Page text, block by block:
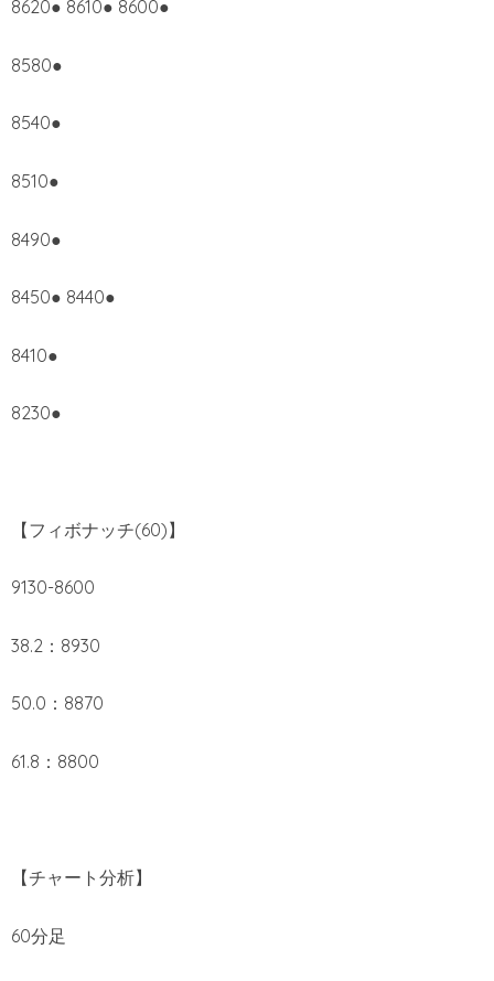
8620● 8610● 8600●
8580●
8540●
8510●
8490●
8450● 8440●
8410●
8230●
【フィボナッチ(60)】
9130-8600
38.2：8930
50.0：8870
61.8：8800
【チャート分析】
60分足